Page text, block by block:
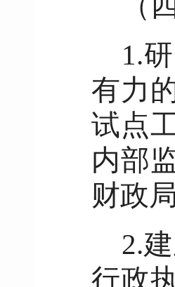
1.
有力
试点
内部
财政
2.
行政